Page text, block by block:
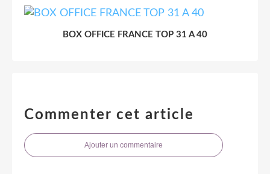
BOX OFFICE FRANCE TOP 31 A 40
Commenter cet article
Ajouter un commentaire